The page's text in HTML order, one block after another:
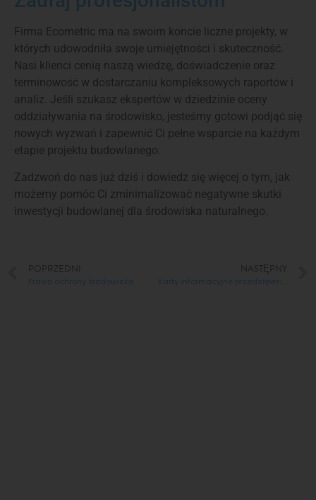
Firma Ecometric ma na swoim koncie liczne projekty, w
których udowodniła swoje umiejętności i skuteczność.
Nasi klienci cenią naszą wiedzę, doświadczenie oraz
terminowość w dostarczaniu kompleksowych raportów i
analiz. Jeśli szukasz ekspertów w dziedzinie oceny
oddziaływania na środowisko, jesteśmy gotowi podjąć się
nowych wyzwań i zapewnić Ci pełne wsparcie na każdym
etapie projektu budowlanego.
Zadzwoń do nas już dziś i dowiedz się więcej o tym, jak
możemy pomóc Ci zminimalizować negatywne skutki
inwestycji budowlanej dla środowiska naturalnego.
POPRZEDNI
Prawo ochrony środowiska
NASTĘPNY